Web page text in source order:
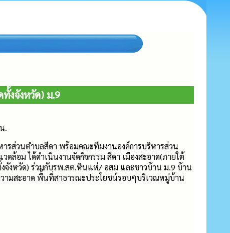
ทั้งจังหวัด) ม.9
.
ารส่วนตำบลสีดา พร้อมคณะทีมงานองค์การบริหารส่วน
ดล้อม ได้ดำเนินงานจัดกิจกรรม สีดา เมืองสะอาด(ภายใต้
ทั้งจังหวัด) ร่วมกับรพ.สต.หินแห่/ อสม และชาวบ้าน ม.9 บ้าน
ามสะอาด พื้นที่สาธารณะประโยชน์รอบๆบริเวณหมู่บ้าน